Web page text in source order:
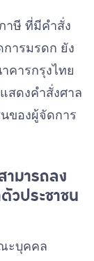
ธนาคารที่
ทะเบียน
พร้อมเพย์
ขอคืนลง
พร้อม
เพย์ ด้วย
าษี ที่มีคำสั่ง
ารมรดก ยัง
คารกรุงไทย
สดงคำสั่งศาล
ของผู้จัดการ
มารถลง
วประชาชน
ะบุคคล